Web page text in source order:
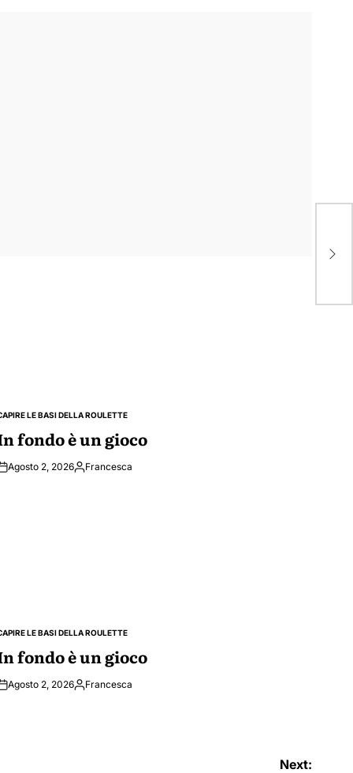
LE BASI DELLA ROULETTE
fondo è un gioco
Agosto 2, 2026PostedFrancesca
LE BASI DELLA ROULETTE
fondo è un gioco
Agosto 2, 2026PostedFrancesca
Next: